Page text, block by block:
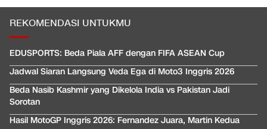
REKOMENDASI UNTUKMU
EDUSPORTS: Beda Piala AFF dengan FIFA ASEAN Cup
Jadwal Siaran Langsung Veda Ega di Moto3 Inggris 2026
Beda Nasib Kashmir yang Dikelola India vs Pakistan Jadi
Sorotan
Hasil MotoGP Inggris 2026: Fernandez Juara, Martin Kedua